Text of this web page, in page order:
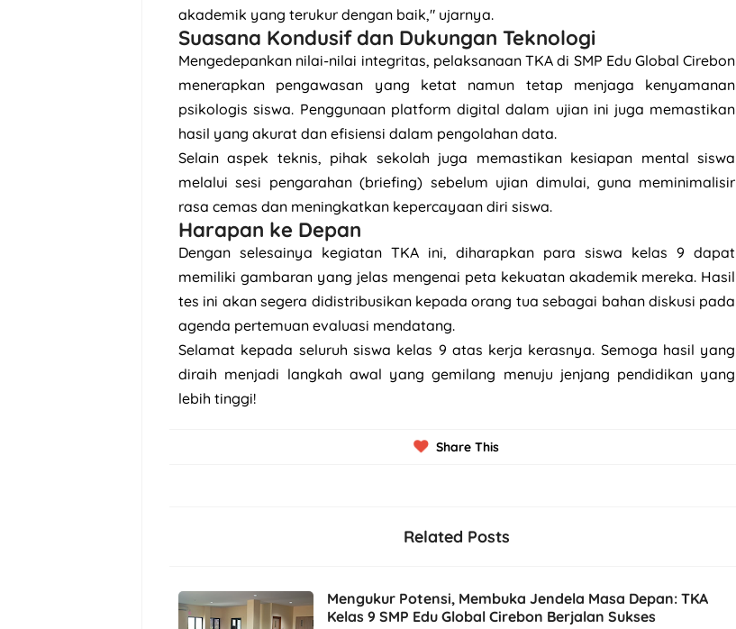
akademik yang terukur dengan baik," ujarnya.
Suasana Kondusif dan Dukungan Teknologi
Mengedepankan nilai-nilai integritas, pelaksanaan TKA di SMP Edu Global Cirebon
menerapkan pengawasan yang ketat namun tetap menjaga kenyamanan
psikologis siswa. Penggunaan platform digital dalam ujian ini juga memastikan
hasil yang akurat dan efisiensi dalam pengolahan data.
Selain aspek teknis, pihak sekolah juga memastikan kesiapan mental siswa
melalui sesi pengarahan (briefing) sebelum ujian dimulai, guna meminimalisir
rasa cemas dan meningkatkan kepercayaan diri siswa.
Harapan ke Depan
Dengan selesainya kegiatan TKA ini, diharapkan para siswa kelas 9 dapat
memiliki gambaran yang jelas mengenai peta kekuatan akademik mereka. Hasil
tes ini akan segera didistribusikan kepada orang tua sebagai bahan diskusi pada
agenda pertemuan evaluasi mendatang.
Selamat kepada seluruh siswa kelas 9 atas kerja kerasnya. Semoga hasil yang
diraih menjadi langkah awal yang gemilang menuju jenjang pendidikan yang
lebih tinggi!
Share This
Related Posts
Mengukur Potensi, Membuka Jendela Masa Depan: TKA
Kelas 9 SMP Edu Global Cirebon Berjalan Sukses